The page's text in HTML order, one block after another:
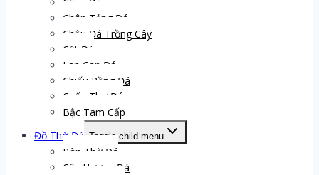
Chân Tảng Đá
Chậu Đá Trồng Cây
Cột Đá
Lan Can Đá
Chiếu Rồng Đá
Cuốn Thư Đá
Bậc Tam Cấp
Đồ Thờ Đá Toggle child menu
Bàn Thờ Đá
Cây Hương Đá